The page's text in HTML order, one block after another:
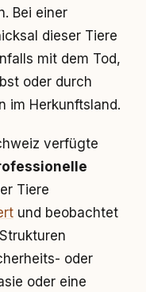
Bei einer
dieser Tiere
mit dem Tod,
oder durch
im Herkunftsland.
verfügte
Tiere
und beobachtet
oder
oder eine